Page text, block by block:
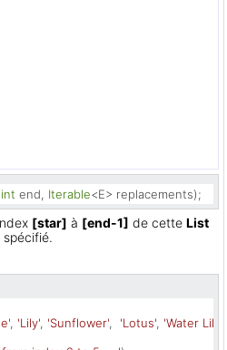
int end, Iterable<E> replacements);
[star] à [end-1] de cette List
spécifié.
, 'Lily', 'Sunflower', 'Lotus', 'Water Lily'